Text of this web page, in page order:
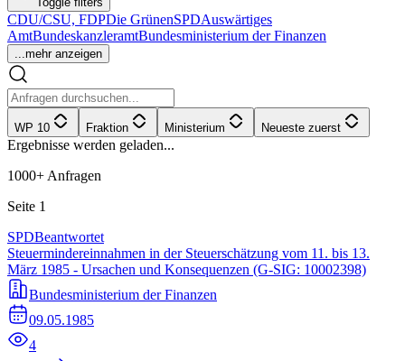
CDU/CSU, FDPDie GrünenSPDAuswärtiges
AmtBundeskanzleramtBundesministerium der Finanzen
...mehr anzeigen
WP 10 Fraktion Ministerium Neueste zuerst
Ergebnisse werden geladen...
1000+ Anfragen
Seite 1
SPDBeantwortet
Steuermindereinnahmen in der Steuerschätzung vom 11. bis 13.
März 1985 - Ursachen und Konsequenzen (G-SIG: 10002398)
Bundesministerium der Finanzen
09.05.1985
4